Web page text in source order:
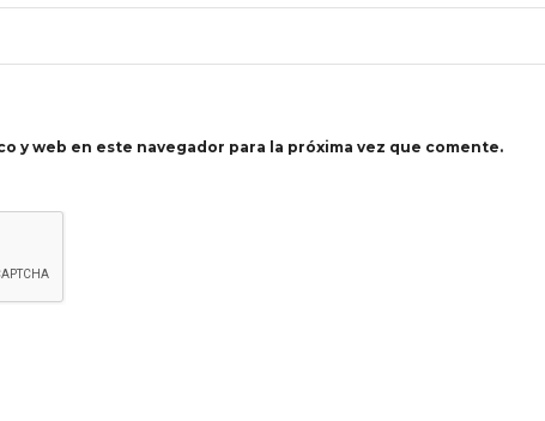
y web en este navegador para la próxima vez que comente.